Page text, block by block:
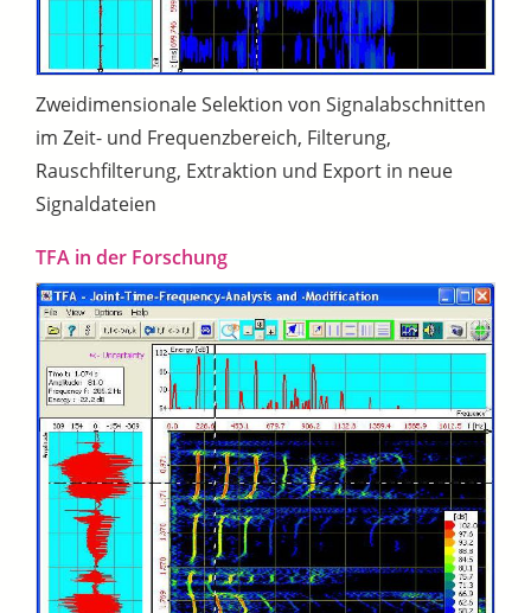
Zweidimensionale Selektion von Signalabschnitten
im Zeit- und Frequenzbereich, Filterung,
Rauschfilterung, Extraktion und Export in neue
Signaldateien
TFA in der Forschung